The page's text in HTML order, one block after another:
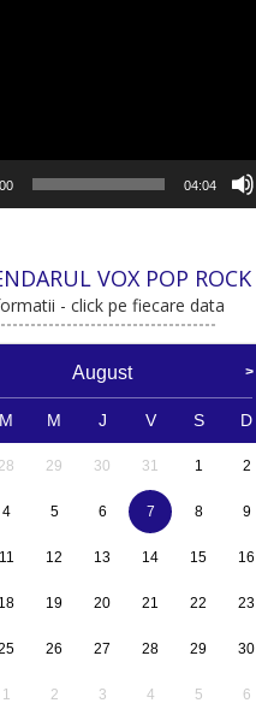
04:04
VOX POP ROCK
- click pe fiecare data
August
M M J V S D
28 29 30 31 1 2
4 5 6 7 8 9
11 12 13 14 15 16
18 19 20 21 22 23
26 27 28 29 30
1 2 3 4 5 6